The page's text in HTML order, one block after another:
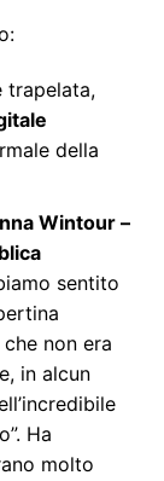
trapelata,
della
Wintour –
sentito
non era
in alcun
Ha
molto